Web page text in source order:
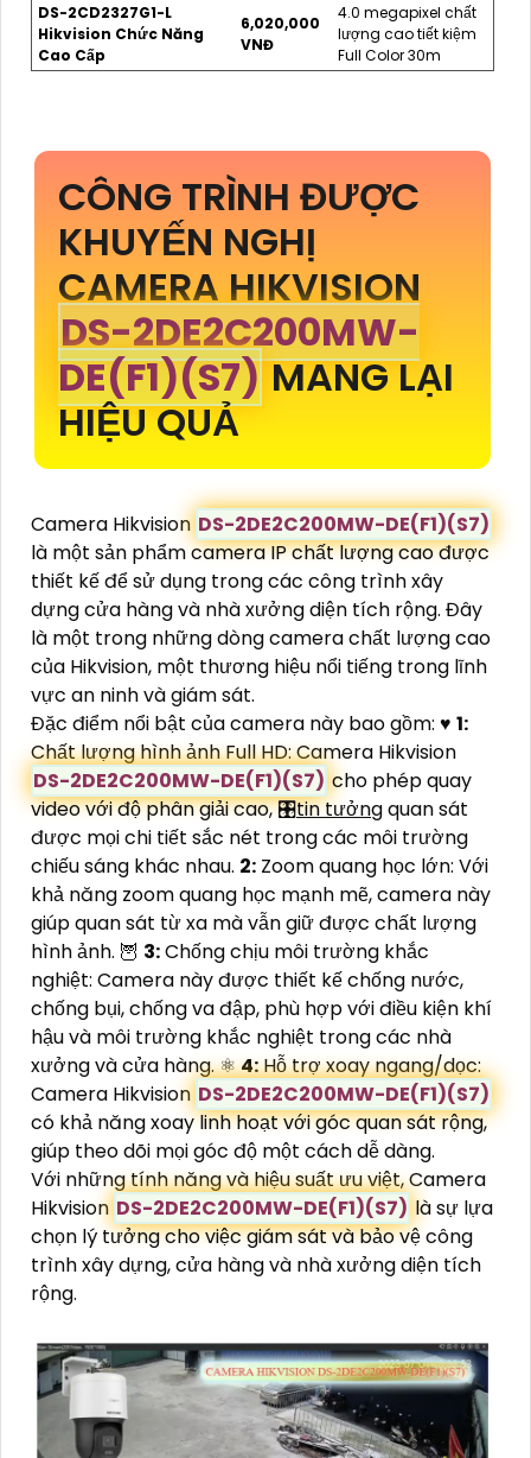
DS-2CD2327G1-L
Hikvision Chức Năng
Cao Cấp
6,020,000
VNĐ
4.0 megapixel chất
lượng cao tiết kiệm
Full Color 30m
CÔNG TRÌNH ĐƯỢC
KHUYẾN NGHỊ
CAMERA HIKVISION
DS-2DE2C200MW-
DE(F1)(S7)MANG LẠI
HIỆU QUẢ
Camera Hikvision DS-2DE2C200MW-DE(F1)(S7)
là một sản phẩm camera IP chất lượng cao được
thiết kế để sử dụng trong các công trình xây
dựng cửa hàng và nhà xưởng diện tích rộng. Đây
là một trong những dòng camera chất lượng cao
của Hikvision, một thương hiệu nổi tiếng trong lĩnh
vực an ninh và giám sát.
Đặc điểm nổi bật của camera này bao gồm: ♥️ 1:
Chất lượng hình ảnh Full HD: Camera Hikvision
DS-2DE2C200MW-DE(F1)(S7) cho phép quay
video với độ phân giải cao, 🎛tin tưởngquan sát
được mọi chi tiết sắc nét trong các môi trường
chiếu sáng khác nhau. 2: Zoom quang học lớn: Với
khả năng zoom quang học mạnh mẽ, camera này
giúp quan sát từ xa mà vẫn giữ được chất lượng
hình ảnh. 🦉 3:Chống chịu môi trường khắc
nghiệt: Camera này được thiết kế chống nước,
chống bụi, chống va đập, phù hợp với điều kiện khí
hậu và môi trường khắc nghiệt trong các nhà
xưởng và cửa hàng. ⚛️4:Hỗ trợ xoay ngang/dọc:
Camera Hikvision DS-2DE2C200MW-DE(F1)(S7)
có khả năng xoay linh hoạt với góc quan sát rộng,
giúp theo dõi mọi góc độ một cách dễ dàng.
Với những tính năng và hiệu suất ưu việt, Camera
Hikvision DS-2DE2C200MW-DE(F1)(S7) là sự lựa
chọn lý tưởng cho việc giám sát và bảo vệ công
trình xây dựng, cửa hàng và nhà xưởng diện tích
rộng.